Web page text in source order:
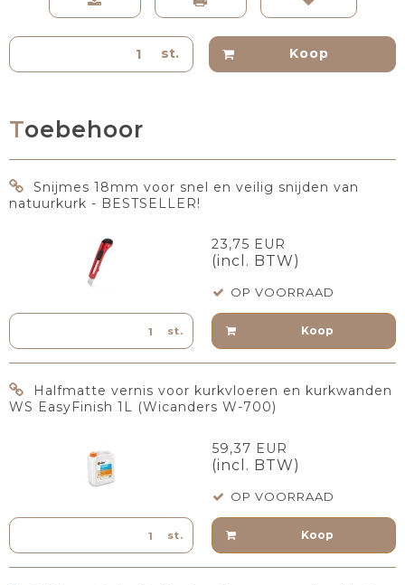
st. Koop
Toebehoor
Snijmes 18mm voor snel en veilig snijden van
natuurkurk - BESTSELLER!
23,75 EUR
(incl. BTW)
OP VOORRAAD
st. Koop
Halfmatte vernis voor kurkvloeren en kurkwanden
WS EasyFinish 1L (Wicanders W-700)
59,37 EUR
(incl. BTW)
OP VOORRAAD
st. Koop